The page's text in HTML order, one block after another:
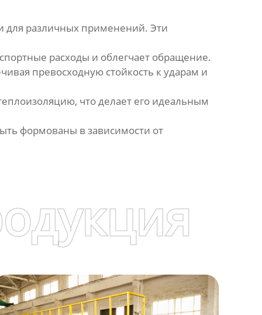
различных применений. Эти
расходы и облегчает обращение.
превосходную стойкость к ударам и
что делает его идеальным
формованы в зависимости от